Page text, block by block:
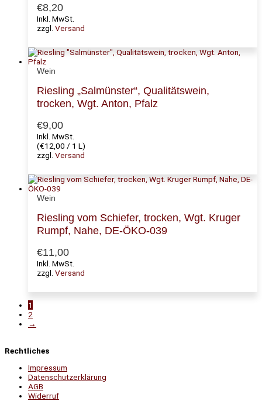
€8,20
Inkl. MwSt.
zzgl. Versand
Wein
Riesling „Salmünster“, Qualitätswein,
trocken, Wgt. Anton, Pfalz
€9,00
Inkl. MwSt.
(€12,00 / 1 L)
zzgl. Versand
Wein
Riesling vom Schiefer, trocken, Wgt. Kruger
Rumpf, Nahe, DE-ÖKO-039
€11,00
Inkl. MwSt.
zzgl. Versand
1
2
→
Rechtliches
Impressum
Datenschutzerklärung
AGB
Widerruf